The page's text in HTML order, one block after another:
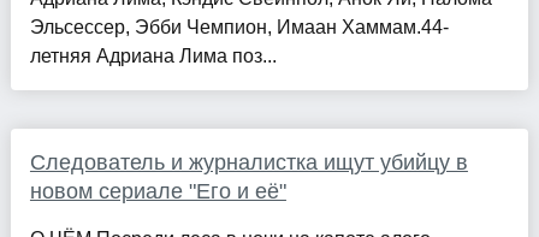
Эльсессер, Эбби Чемпион, Имаан Хаммам.44-
летняя Адриана Лима поз...
Следователь и журналистка ищут убийцу в
новом сериале "Его и её"